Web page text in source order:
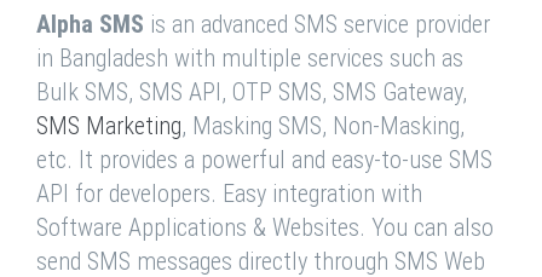
Alpha SMS is an advanced SMS service provider
in Bangladesh with multiple services such as
Bulk SMS, SMS API, OTP SMS, SMS Gateway,
SMS Marketing, Masking SMS, Non-Masking,
etc. It provides a powerful and easy-to-use SMS
API for developers. Easy integration with
Software Applications & Websites. You can also
send SMS messages directly through SMS Web